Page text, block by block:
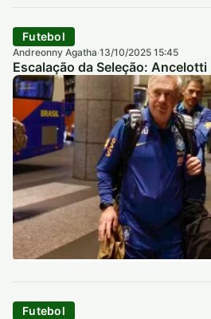
Futebol
Andreonny Agatha·13/10/2025 15:45
Escalação da Seleção:
Futebol